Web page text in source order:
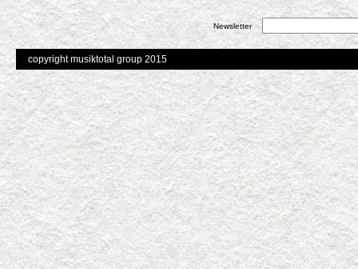
Newsletter
copyright musiktotal group 2015